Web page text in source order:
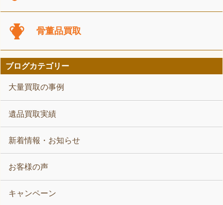
骨董品買取
ブログカテゴリー
大量買取の事例
遺品買取実績
新着情報・お知らせ
お客様の声
キャンペーン